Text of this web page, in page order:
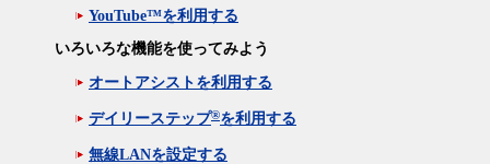
YouTube™を利用する
いろいろな機能を使ってみよう
オートアシストを利用する
デイリーステップ®を利用する
無線LANを設定する